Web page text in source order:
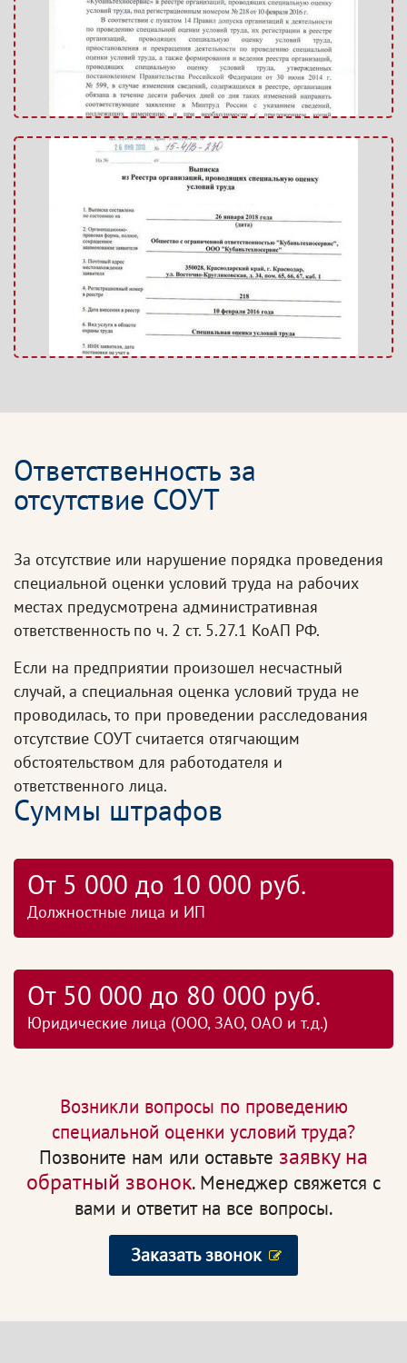
Ответственность за
отсутствие СОУТ
За отсутствие или нарушение порядка проведения
специальной оценки условий труда на рабочих
местах предусмотрена административная
ответственность по ч. 2 ст. 5.27.1 КоАП РФ.
Если на предприятии произошел несчастный
случай, а специальная оценка условий труда не
проводилась, то при проведении расследования
отсутствие СОУТ считается отягчающим
обстоятельством для работодателя и
ответственного лица.
Суммы штрафов
От 5 000 до 10 000 руб.
Должностные лица и ИП
От 50 000 до 80 000 руб.
Юридические лица (ООО, ЗАО, ОАО и т.д.)
Возникли вопросы по проведению
специальной оценки условий труда?
Позвоните нам или оставьте заявку на
обратный звонок. Менеджер свяжется с
вами и ответит на все вопросы.
Заказать звонок